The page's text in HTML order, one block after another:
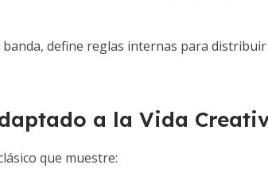
define reglas internas para
a la Vida
que muestre: